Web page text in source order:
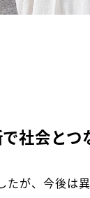
社会とつ
が、今後は